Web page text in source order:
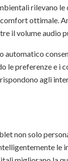
rilevano
ottimale.
il volume
automatico
le preferenze e i
agli
non solo
le